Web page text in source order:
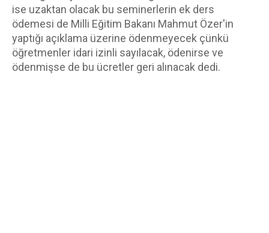
ise uzaktan olacak bu seminerlerin ek ders
ödemesi de Milli Eğitim Bakanı Mahmut Özer'in
yaptığı açıklama üzerine ödenmeyecek çünkü
öğretmenler idari izinli sayılacak, ödenirse ve
ödenmişse de bu ücretler geri alınacak dedi.